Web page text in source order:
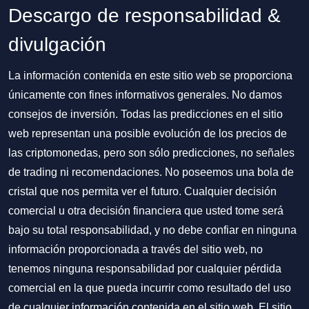
Descargo de responsabilidad &
divulgación
La información contenida en este sitio web se proporciona
únicamente con fines informativos generales. No damos
consejos de inversión. Todas las predicciones en el sitio
web representan una posible evolución de los precios de
las criptomonedas, pero son sólo predicciones, no señales
de trading ni recomendaciones. No poseemos una bola de
cristal que nos permita ver el futuro. Cualquier decisión
comercial u otra decisión financiera que usted tome será
bajo su total responsabilidad, y no debe confiar en ninguna
información proporcionada a través del sitio web, no
tenemos ninguna responsabilidad por cualquier pérdida
comercial en la que pueda incurrir como resultado del uso